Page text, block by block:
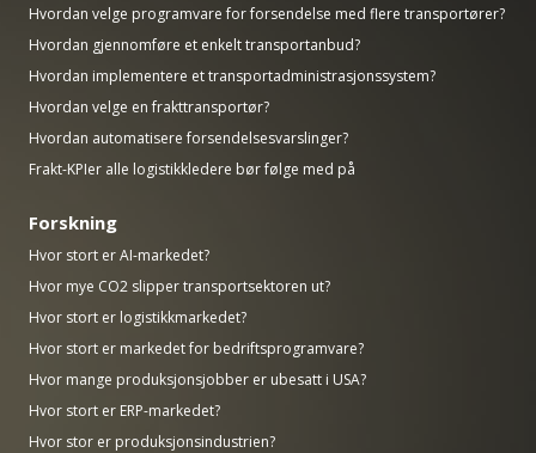
Hvordan velge programvare for forsendelse med flere transportører?
Hvordan gjennomføre et enkelt transportanbud?
Hvordan implementere et transportadministrasjonssystem?
Hvordan velge en frakttransportør?
Hvordan automatisere forsendelsesvarslinger?
Frakt-KPIer alle logistikkledere bør følge med på
Forskning
Hvor stort er AI-markedet?
Hvor mye CO2 slipper transportsektoren ut?
Hvor stort er logistikkmarkedet?
Hvor stort er markedet for bedriftsprogramvare?
Hvor mange produksjonsjobber er ubesatt i USA?
Hvor stort er ERP-markedet?
Hvor stor er produksjonsindustrien?